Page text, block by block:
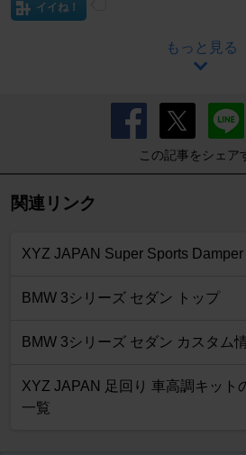
イイね！
もっと見る
この記事をシェア
関連リンク
XYZ JAPAN Super Sports
BMW 3シリーズ セダン トップ
BMW 3シリーズ セダン カスタム
XYZ JAPAN 足回り 車高調キット
一覧